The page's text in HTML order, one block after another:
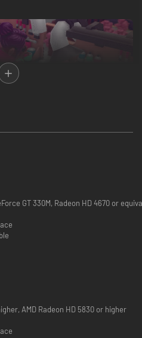
Zeit die Kontrolle über deine eigene
die Werkshallen, manage
gestalte effiziente
rechtzeitig beliefern zu können!
in dem du herumtüfteln und
so funktioniert wie du es dir
an Kunden und einen ständig
50 einzigartigen Fabrikaten, wobei du
und Bauteilen herstellen kannst.
gleich aussehen.
GT 330M, Radeon HD 4670 or
AMD Radeon HD 5830 or higher